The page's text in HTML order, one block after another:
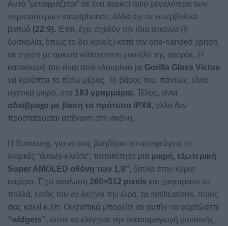
Αυτό “μεταφράζεται” σε ένα aspect ratio μεγαλύτερο των
περισσότερων smartphones, αλλά όχι σε υπερβολικό
βαθμό (22:9). Έτσι, έχει σχεδόν την ίδια ευκολία (ή
δυσκολία, όπως το δει κανείς) κατά την one-handed χρήση,
σε σχέση με αρκετά widescreen μοντέλα της αγοράς. Η
κατασκευή του είναι από αλουμίνιο με Gorilla Glass Victus
να καλύπτει το πίσω μέρος. Το βάρος του, πάντως, είναι
σχετικά μικρό, στα 183 γραμμάρια. Τέλος, είναι
αδιάβροχο με βάση το πρότυπο IPX8, αλλά δεν
προστατεύεται απέναντι στη σκόνη.
Η Samsung, για να σας βοηθήσει να αποφεύγετε το
διαρκές “άνοιξε-κλείσε”, τοποθέτησε μια μικρή, εξωτερική
Super AMOLED οθόνη των 1,9″, δίπλα στην κύρια
κάμερα. Έχει ανάλυση 260×512 pixels και χρησιμεύει σε
πολλά, εκτός του να δείχνει την ώρα, τα notifications, ποιος
σας καλεί κ.λπ. Ουσιστικά μπορείτε σε αυτήν να φορτώσετε
“widgets”, ώστε να ελέγχετε την αναπαραγωγή μουσικής,